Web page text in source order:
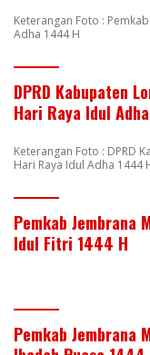
Keterangan Foto :
Adha 1444 H
DPRD Kabupaten
Hari Raya Idul
Keterangan Foto : DPRD
Hari Raya Idul Adha 1444
Pemkab Jembrana
Idul Fitri 1444 H
Pemkab Jembrana